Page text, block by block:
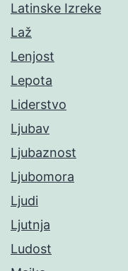
Latinske Izreke
Laž
Lenjost
Lepota
Liderstvo
Ljubav
Ljubaznost
Ljubomora
Ljudi
Ljutnja
Ludost